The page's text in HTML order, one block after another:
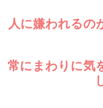
人に嫌われるの
常にまわりに気